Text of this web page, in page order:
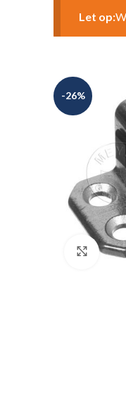
Let op:
-26%
Klik